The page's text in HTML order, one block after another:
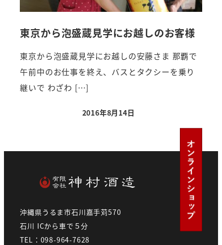
東京から泡盛蔵見学にお越しのお客様
東京から泡盛蔵見学にお越しの安藤さま 那覇で
午前中のお仕事を終え、バスとタクシーを乗り
継いで わざわ […]
2016年8月14日
沖縄県うるま市石川嘉手苅570
石川 ICから車で５分
TEL：098-964-7628